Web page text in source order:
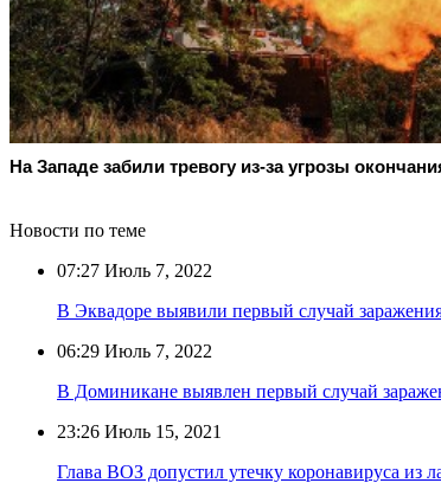
На Западе забили тревогу из-за угрозы
Новости по теме
07:27 Июль 7, 2022
В Эквадоре выявили первый случай
06:29 Июль 7, 2022
В Доминикане выявлен первый случай
23:26 Июль 15, 2021
Глава ВОЗ допустил утечку коронавируса из